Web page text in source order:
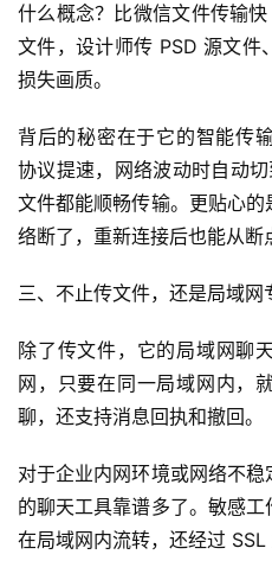
A
I
实
群
运
营
录
经
验
教
软
件
什么概念？比微信文件传输
文件，设计师传 PSD 源文件
损失画质。
背后的秘密在于它的智能
协议提速，网络波动时自动
文件都能顺畅传输。更贴心
络断了，重新连接后也能从断
三、不止传文件，还是局域网
除了传文件，它的局域网聊
网，只要在同一局域网内，
聊，还支持消息回执和撤回。
对于企业内网环境或网络不
的聊天工具靠谱多了。敏感
在局域网内流转，还经过 SSL